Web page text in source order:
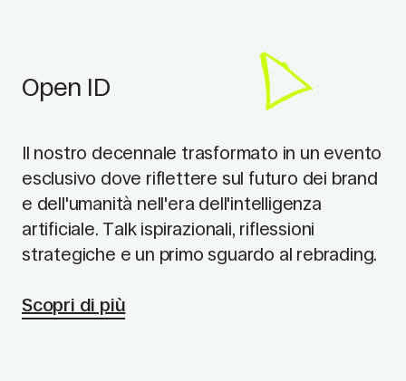
Open ID
Il nostro decennale trasformato in un evento
esclusivo dove riflettere sul futuro dei brand
e dell'umanità nell'era dell'intelligenza
artificiale. Talk ispirazionali, riflessioni
strategiche e un primo sguardo al rebrading.
Scopri di più